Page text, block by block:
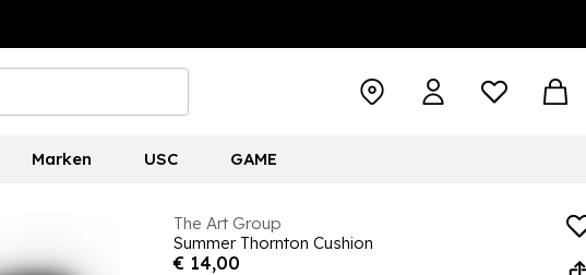
Marken USC GAME
The Art Group
Summer Thornton Cushion
€ 14,00